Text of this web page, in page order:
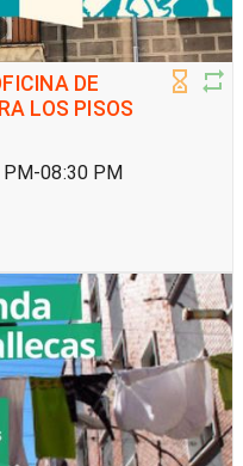
DE
LOS PISOS
PM-08:30 PM